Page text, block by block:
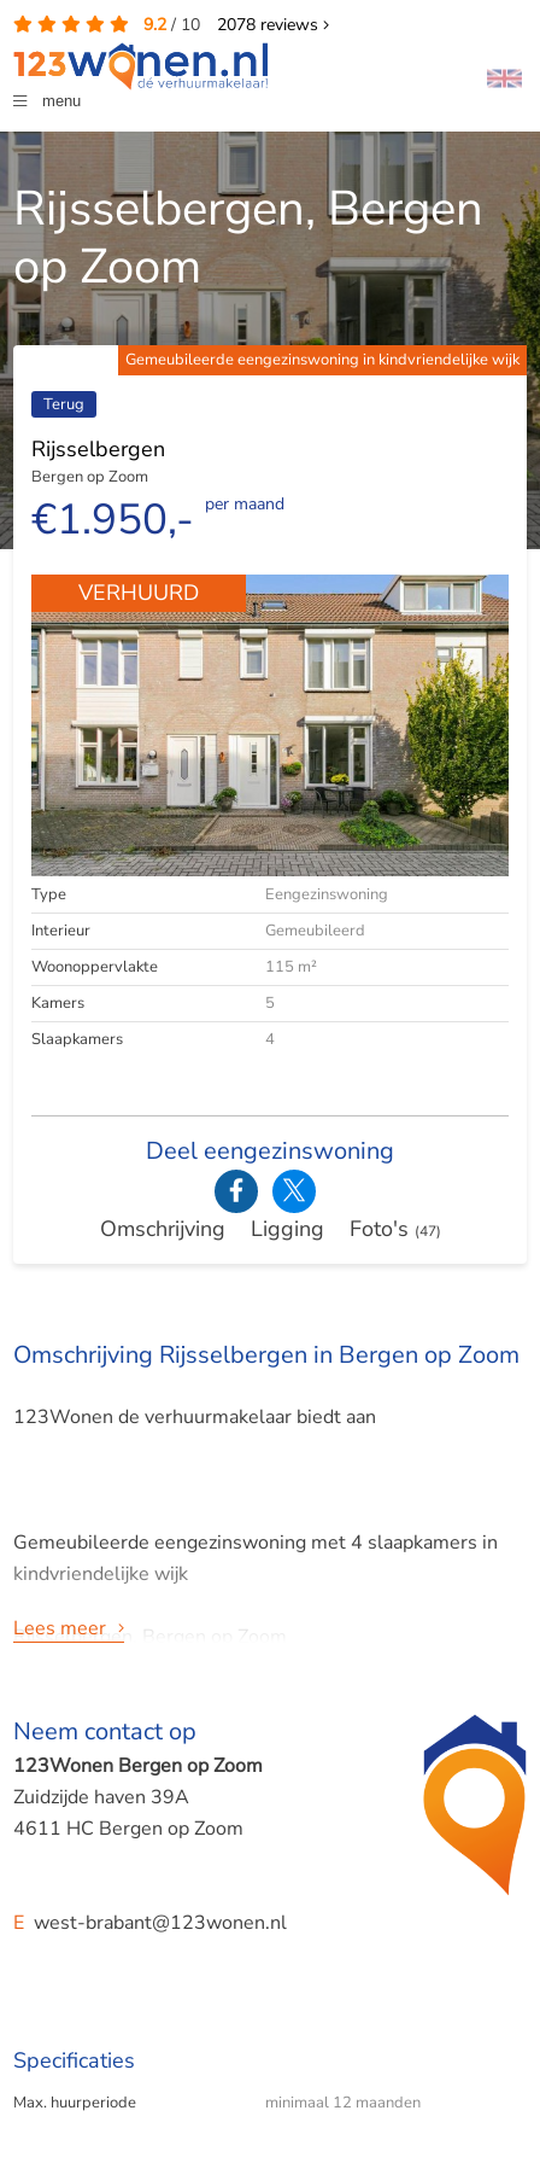
9.2/ 10 2078reviews
menu
Rijsselbergen, Bergen
op Zoom
Gemeubileerde eengezinswoning in kindvriendelijke wijk
Terug
Rijsselbergen
Bergen op Zoom
€1.950,- per maand
VERHUURD
Type
Eengezinswoning
Interieur
Gemeubileerd
Woonoppervlakte
115 m²
Kamers
5
Slaapkamers
4
Deel eengezinswoning
Omschrijving Ligging Foto's (47)
Omschrijving Rijsselbergen in Bergen op Zoom
123Wonen de verhuurmakelaar biedt aan
Gemeubileerde eengezinswoning met 4 slaapkamers in
kindvriendelijke wijk
Rijsselbergen, Bergen op Zoom
LET OP: ALLE MEUBELS ZIJN VERNIEUWD!! FOTO'S ZIJN
NIET ACTUEEL
Deze ruime en volledig gemeubileerde tussenwoning is
ideaal voor een gezin of expats die op zoek zijn naar
Dankzij de complete inrichting is de woning direct te
betrekken.
Lees meer
Neem contact op
123Wonen Bergen op Zoom
Zuidzijde haven 39A
4611 HC Bergen op Zoom
Ewest-brabant@123wonen.nl
Specificaties
Max. huurperiode minimaal 12 maanden